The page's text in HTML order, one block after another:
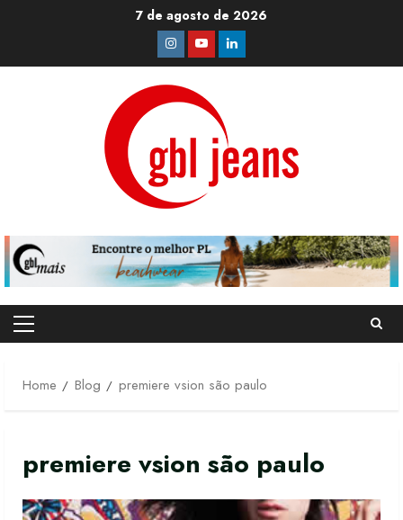
7 de agosto de 2026
Instagram
YoutubeLinkedin
Primary
Home
Blog premiere vsion são paulo
premiere vsion são paulo